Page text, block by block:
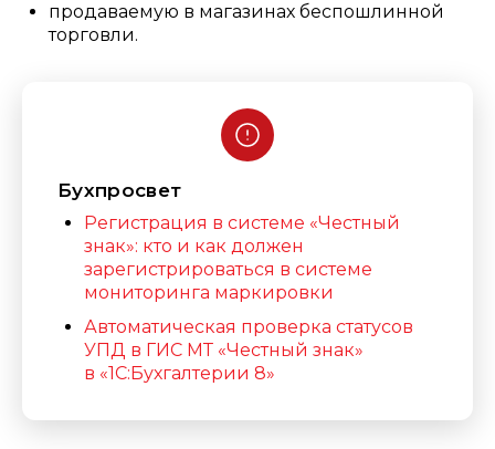
продаваемую в магазинах беспошлинной
торговли.
Бухпросвет
Регистрация в системе «Честный
знак»: кто и как должен
зарегистрироваться в системе
мониторинга маркировки
Автоматическая проверка статусов
УПД в ГИС МТ «Честный знак»
в «1С:Бухгалтерии 8»